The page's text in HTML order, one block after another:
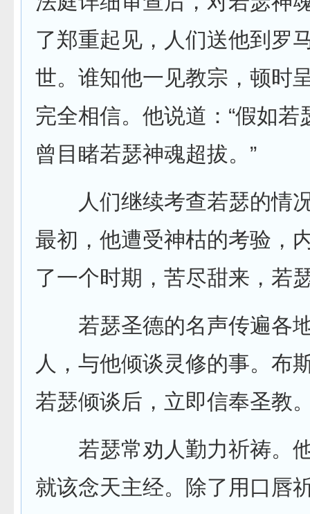
了郑重起见，人们送他到罗
世。谁知他一见教宗，顿时
完全相信。他说道：“假如
曾目睹若瑟神魂超拔。”
人们继续考查若瑟的情况
最初，他遭受神枯的考验，
了一个时期，苦尽甜来，若
若瑟圣德的名声传遍各地
人，与他倾谈灵修的事。布
若瑟倾谈后，立即信奉圣教
若瑟常劝人勤力祈祷。他
就该念天主经。除了用口唇